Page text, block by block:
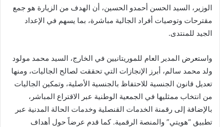
الوزير، السيد الحسن أحمدو الحسين، أن الهدف من الزيارة هو جمع
مقترحات وتوصيات أفراد الجالية مباشرة، بما يسهم في الإعداد
الجيد للمنتدى.
واستعرض المدير العام للموريتانيين في الخارج، السيد محمد مولود
ولد محمد سالم، أبرز الإنجازات التي تحققت لصالح الجاليات، ومنها
تعديل قانون الجنسية للاحتفاظ بالجنسية الأصلية، وتمكين الجاليات
من انتخاب ممثليها في الجمعية الوطنية عبر الاقتراع المباشر،
بالإضافة إلى رقمنة الخدمات القنصلية وخدمات الحالة المدنية عبر
تطبيق “هويتي” والمنصة الرقمية. كما قدم عرضاً حول أهداف